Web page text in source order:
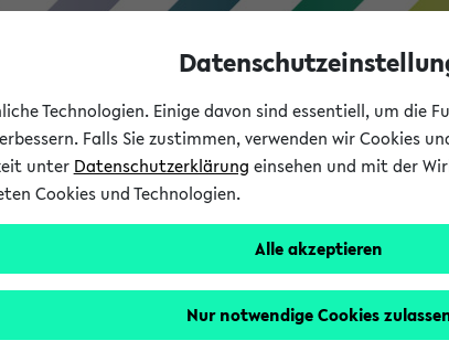
Studium
Semester im
welches Sie für Ihre Sitzung auswählen möchten.
Technologien. Einige davon sind essentiell, um
Falls Sie zustimmen, verwenden wir Cookies
unter Datenschutzerklärung einsehen und mit der
Cookies und Technologien.
Alle akzeptieren
Nur notwendige Cookies